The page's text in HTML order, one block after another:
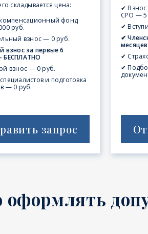
складывается цена:
фонд
руб.
взнос — 0 руб.
взнос за первые 6
БЕСПЛАТНО
взнос — 0 руб.
и подготовка
— 0 руб.
запрос
✔
СРО —
✔
✔
✔
✔
оформлять